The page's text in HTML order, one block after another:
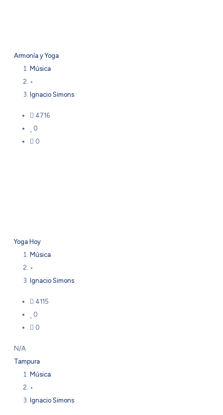
Armonía y Yoga
Música
•
Ignacio Simons
4716
0
0
Yoga Hoy
Música
•
Ignacio Simons
4115
0
0
N/A
Tampura
Música
•
Ignacio Simons